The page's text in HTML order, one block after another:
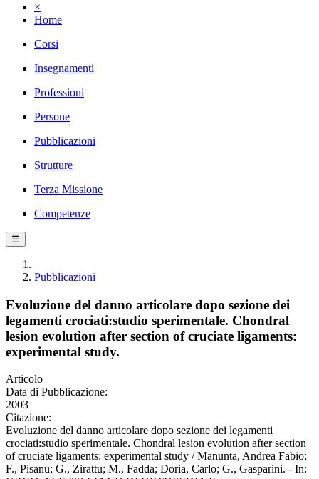
×
Home
Corsi
Insegnamenti
Professioni
Persone
Pubblicazioni
Strutture
Terza Missione
Competenze
☰
Pubblicazioni
Evoluzione del danno articolare dopo sezione dei
legamenti crociati:studio sperimentale. Chondral
lesion evolution after section of cruciate ligaments:
experimental study.
Articolo
Data di Pubblicazione:
2003
Citazione:
Evoluzione del danno articolare dopo sezione dei legamenti
crociati:studio sperimentale. Chondral lesion evolution after section
of cruciate ligaments: experimental study / Manunta, Andrea Fabio;
F., Pisanu; G., Zirattu; M., Fadda; Doria, Carlo; G., Gasparini. - In: